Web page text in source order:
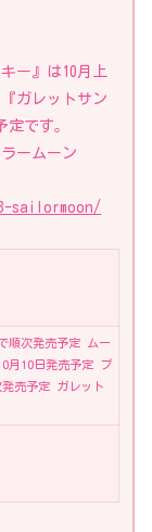
ー』は10月上
ガレットサン
定です。
ームーン
sailormoon/
順次発売予定 ムー
月10日発売予定 プ
発売予定 ガレット